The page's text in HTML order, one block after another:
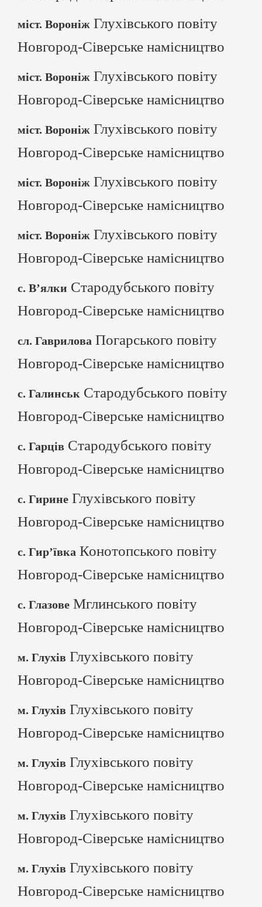
міст. Вороніж Глухівського повіту
Новгород-Сіверське намісництво
міст. Вороніж Глухівського повіту
Новгород-Сіверське намісництво
міст. Вороніж Глухівського повіту
Новгород-Сіверське намісництво
міст. Вороніж Глухівського повіту
Новгород-Сіверське намісництво
міст. Вороніж Глухівського повіту
Новгород-Сіверське намісництво
с. В’ялки Стародубського повіту
Новгород-Сіверське намісництво
сл. Гаврилова Погарського повіту
Новгород-Сіверське намісництво
с. Галинськ Стародубського повіту
Новгород-Сіверське намісництво
с. Гарців Стародубського повіту
Новгород-Сіверське намісництво
с. Гирине Глухівського повіту
Новгород-Сіверське намісництво
с. Гир’ївка Конотопського повіту
Новгород-Сіверське намісництво
с. Глазове Мглинського повіту
Новгород-Сіверське намісництво
м. Глухів Глухівського повіту
Новгород-Сіверське намісництво
м. Глухів Глухівського повіту
Новгород-Сіверське намісництво
м. Глухів Глухівського повіту
Новгород-Сіверське намісництво
м. Глухів Глухівського повіту
Новгород-Сіверське намісництво
м. Глухів Глухівського повіту
Новгород-Сіверське намісництво